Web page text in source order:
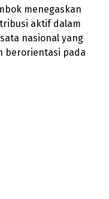
menegaskan
aktif dalam
nasional yang
berorientasi pada